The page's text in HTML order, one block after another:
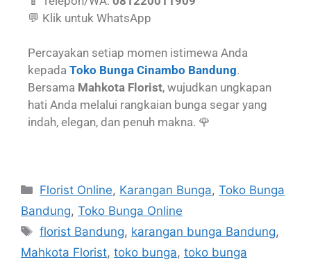
💬 Klik untuk WhatsApp
Percayakan setiap momen istimewa Anda
kepada Toko Bunga Cinambo Bandung.
Bersama Mahkota Florist, wujudkan ungkapan
hati Anda melalui rangkaian bunga segar yang
indah, elegan, dan penuh makna. 🌹
Florist Online, Karangan Bunga,Toko Bunga
Bandung, Toko Bunga Online
florist Bandung, karangan bunga Bandung,
Mahkota Florist, toko bunga, toko bunga